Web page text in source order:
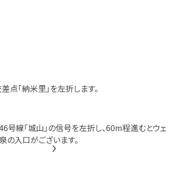
点「納米里」を左折します。